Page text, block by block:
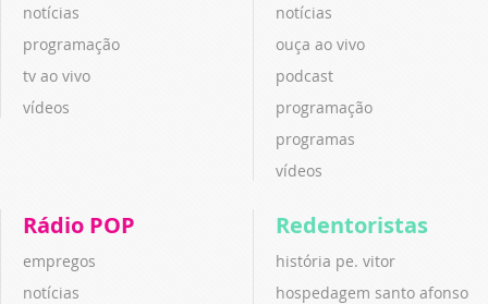
notícias
programação
tv ao vivo
vídeos
notícias
ouça ao vivo
podcast
programação
programas
vídeos
Rádio POP
empregos
notícias
Redentoristas
história pe. vitor
hospedagem santo afonso